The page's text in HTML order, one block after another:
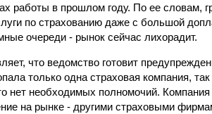
работы в прошлом году. По ее словам,
по страхованию даже с большой
очереди - рынок сейчас лихорадит.
что ведомство готовит
только одна страховая компания,
нет необходимых полномочий. Компания
на рынке - другими страховыми